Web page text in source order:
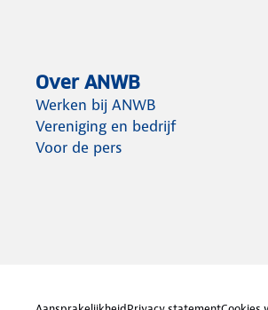
Over ANWB
Werken bij ANWB
Vereniging en bedrijf
Voor de pers